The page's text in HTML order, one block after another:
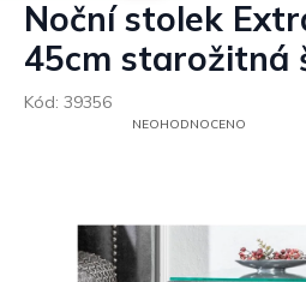
Noční stolek
45cm starožitná
Kód: 39356
PRŮMĚRNÉ
HVĚZDIČEK.
NEOHODNOCENO